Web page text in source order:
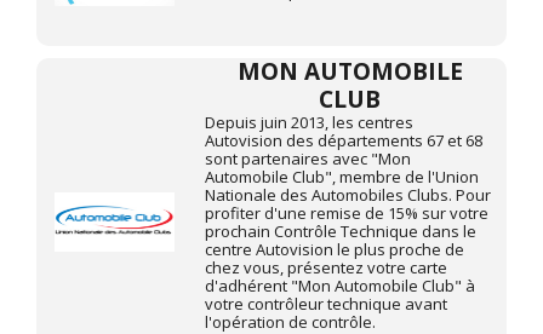
MON AUTOMOBILE
CLUB
Depuis juin 2013, les centres
Autovision des départements 67 et 68
sont partenaires avec "Mon
Automobile Club", membre de l'Union
Nationale des Automobiles Clubs. Pour
profiter d'une remise de 15% sur votre
prochain Contrôle Technique dans le
centre Autovision le plus proche de
chez vous, présentez votre carte
d'adhérent "Mon Automobile Club" à
votre contrôleur technique avant
l'opération de contrôle.